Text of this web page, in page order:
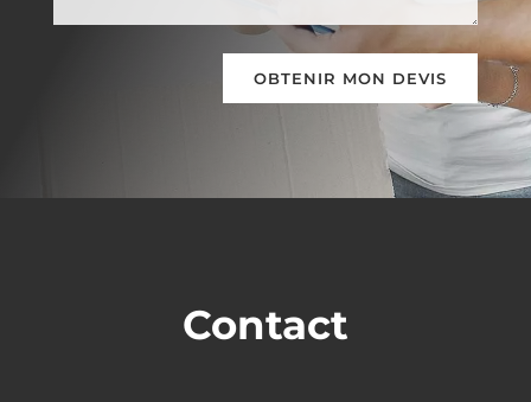
OBTENIR MON DEVIS
Contact